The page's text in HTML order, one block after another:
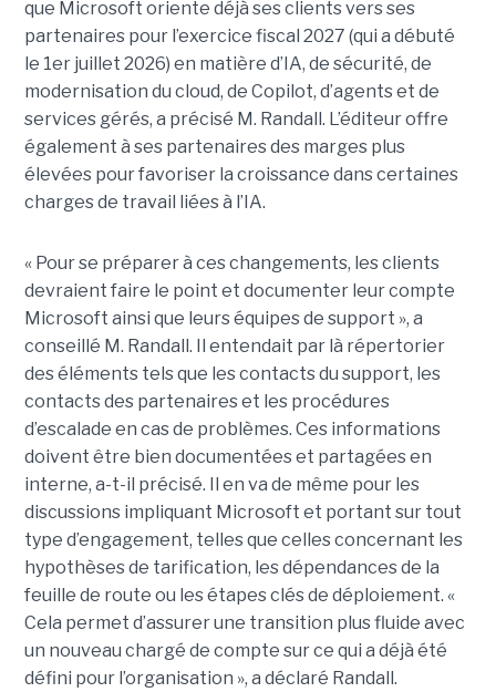
que Microsoft oriente déjà ses clients vers ses
partenaires pour l’exercice fiscal 2027 (qui a débuté
le 1er juillet 2026) en matière d’IA, de sécurité, de
modernisation du cloud, de Copilot, d’agents et de
services gérés, a précisé M. Randall. L’éditeur offre
également à ses partenaires des marges plus
élevées pour favoriser la croissance dans certaines
charges de travail liées à l’IA.
« Pour se préparer à ces changements, les clients
devraient faire le point et documenter leur compte
Microsoft ainsi que leurs équipes de support », a
conseillé M. Randall. Il entendait par là répertorier
des éléments tels que les contacts du support, les
contacts des partenaires et les procédures
d’escalade en cas de problèmes. Ces informations
doivent être bien documentées et partagées en
interne, a-t-il précisé. Il en va de même pour les
discussions impliquant Microsoft et portant sur tout
type d’engagement, telles que celles concernant les
hypothèses de tarification, les dépendances de la
feuille de route ou les étapes clés de déploiement. «
Cela permet d’assurer une transition plus fluide avec
un nouveau chargé de compte sur ce qui a déjà été
défini pour l’organisation », a déclaré Randall.